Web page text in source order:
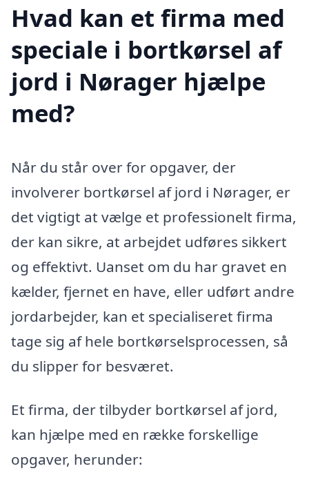
Hvad kan et firma med
speciale i bortkørsel af
jord i Nørager hjælpe
med?
Når du står over for opgaver, der
involverer bortkørsel af jord i Nørager, er
det vigtigt at vælge et professionelt firma,
der kan sikre, at arbejdet udføres sikkert
og effektivt. Uanset om du har gravet en
kælder, fjernet en have, eller udført andre
jordarbejder, kan et specialiseret firma
tage sig af hele bortkørselsprocessen, så
du slipper for besværet.
Et firma, der tilbyder bortkørsel af jord,
kan hjælpe med en række forskellige
opgaver, herunder: